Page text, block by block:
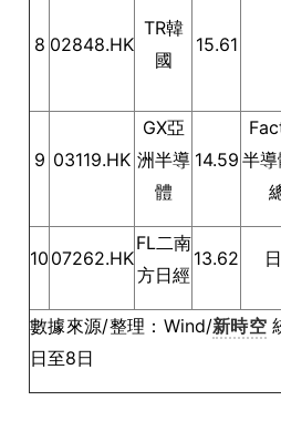
8 02848.HK
TR韓
國
15.61
9 03119.HK
GX亞
洲半導
體
14.59 半
10 07262.HK
FL二南
方日經
13.62
數據來源/整理：Wind/新時空
日至8日